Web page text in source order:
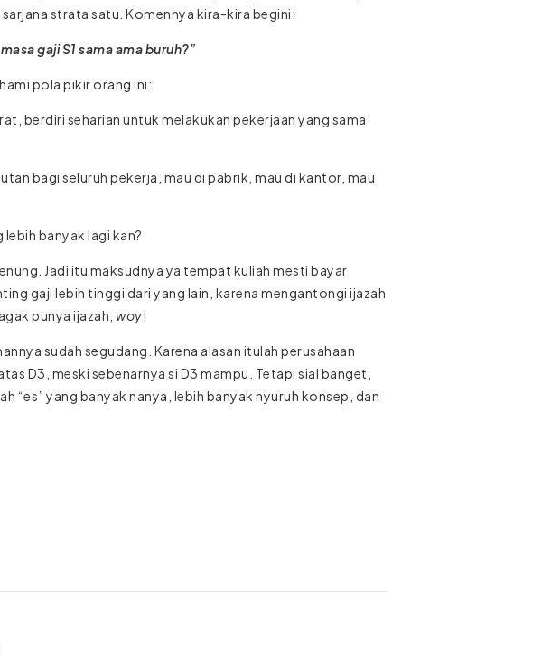
strata satu. Komennya kira-kira begini:
gaji S1 sama ama buruh?”
pola pikir orang ini:
berdiri seharian untuk melakukan pekerjaan yang sama
bagi seluruh pekerja, mau di pabrik, mau di kantor, mau
banyak lagi kan?
Jadi itu maksudnya ya tempat kuliah mesti bayar
gaji lebih tinggi dari yang lain, karena mengantongi ijazah
punya ijazah, woy!
sudah segudang. Karena alasan itulah perusahaan
D3, meski sebenarnya si D3 mampu. Tetapi sial banget,
“es” yang banyak nanya, lebih banyak nyuruh konsep, dan